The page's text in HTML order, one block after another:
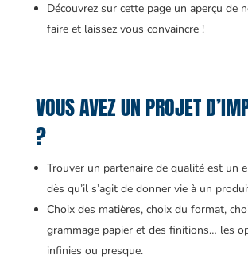
Découvrez sur cette page un aperçu de
faire et laissez vous convaincre !
VOUS AVEZ UN PROJET
?
Trouver un partenaire de qualité est un
dès qu’il s’agit de donner vie à un
Choix des matières, choix du format,
grammage papier et des finitions… les
infinies ou presque.